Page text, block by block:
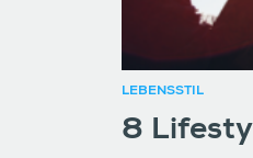
LEBENSSTIL
8